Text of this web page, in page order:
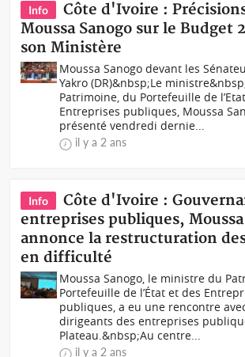
Info
Côte d'Ivoire :
Moussa Sanogo sur le Budget
son Ministère
Moussa Sanogo devant les
Yakro (DR)&nbsp;Le
Patrimoine, du Portefeuille de
Entreprises publiques, Moussa
présenté vendredi dernie...
il y a 2 ans
Info
Côte d'Ivoire :
entreprises publiques, Moussa
annonce la restructuration
en difficulté
Moussa Sanogo, le ministre du
Portefeuille de l’État et des
publiques, a eu une rencontre
dirigeants des entreprises
Plateau.&nbsp;Au centre...
il y a 2 ans